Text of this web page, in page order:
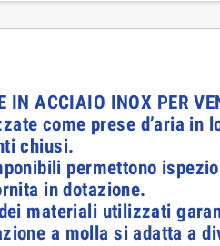
IN ACCIAIO INOX PER
come prese d’aria in
chiusi.
permettono
in dotazione.
materiali utilizzati
a molla si adatta a